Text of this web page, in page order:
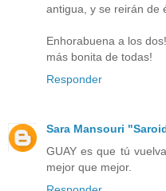
antigua, y se reirán de
Enhorabuena a los
más bonita de todas!
Responder
Sara Mansouri
GUAY es que tú
mejor que mejor.